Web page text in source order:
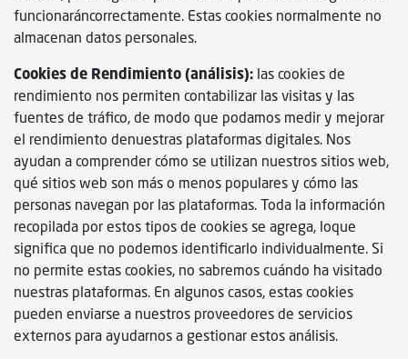
funcionaráncorrectamente. Estas cookies normalmente no
almacenan datos personales.
Cookies de Rendimiento (análisis): las cookies de
rendimiento nos permiten contabilizar las visitas y las
fuentes de tráfico, de modo que podamos medir y mejorar
el rendimiento denuestras plataformas digitales. Nos
ayudan a comprender cómo se utilizan nuestros sitios web,
qué sitios web son más o menos populares y cómo las
personas navegan por las plataformas. Toda la información
recopilada por estos tipos de cookies se agrega, loque
significa que no podemos identificarlo individualmente. Si
no permite estas cookies, no sabremos cuándo ha visitado
nuestras plataformas. En algunos casos, estas cookies
pueden enviarse a nuestros proveedores de servicios
externos para ayudarnos a gestionar estos análisis.